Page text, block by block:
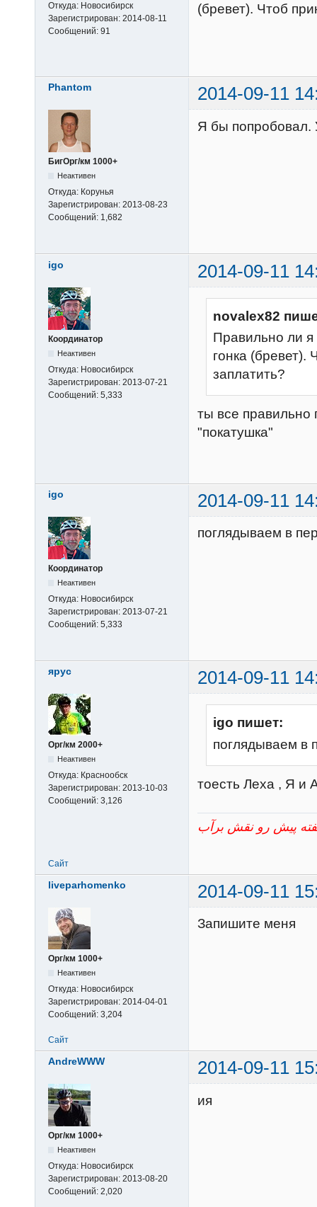
Откуда: Новосибирск
Зарегистрирован: 2014-08-11
Сообщений: 91
(бревет). Чтоб
Phantom 2014-09-11
БигОрг/км 1000+
Неактивен
Откуда: Корунья
Зарегистрирован: 2013-08-23
Сообщений: 1,682
Я бы попробовал.
igo 2014-09-11
Координатор
Неактивен
Откуда: Новосибирск
Зарегистрирован: 2013-07-21
Сообщений: 5,333
novalex82
Правильно ли я
гонка (бревет).
заплатить?
ты все правильно
"покатушка"
igo 2014-09-11
Координатор
Неактивен
Откуда: Новосибирск
Зарегистрирован: 2013-07-21
Сообщений: 5,333
поглядываем в
ярус 2014-09-11
Орг/км 2000+
Неактивен
Откуда: Краснообск
Зарегистрирован: 2013-10-03
Сообщений: 3,126
igo пишет:
поглядываем в
тоесть Леха , Я и
Сайт
liveparhomenko 2014-09-11
Орг/км 1000+
Неактивен
Откуда: Новосибирск
Зарегистрирован: 2014-04-01
Сообщений: 3,204
Запишите меня
Сайт
AndreWWW 2014-09-11
Орг/км 1000+
Неактивен
Откуда: Новосибирск
Зарегистрирован: 2013-08-20
Сообщений: 2,020
ия